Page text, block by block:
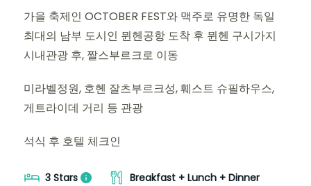
가을 축제인 OCTOBER FEST와 맥주로 유명한 독일
최대의 남부 도시인 뮌헨공항 도착 후 뮌헨 구시가지
시내관광 후, 짤스부르크로 이동
미라벨정원, 호헨 잘츠부르크성, 훼스트 슈필하우스,
게트라이데 거리 등 관광
석식 후 호텔 체크인
3 Stars Breakfast + Lunch + Dinner